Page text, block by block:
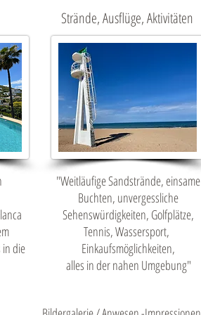
die
Strände, Ausflüge, Aktivitäten
"Weitläufige Sandstrände, einsame
Buchten, unvergessliche
Sehenswürdigkeiten, Golfplätze,
Tennis, Wassersport,
Einkaufsmöglichkeiten,
alles in der nahen Umgebung"